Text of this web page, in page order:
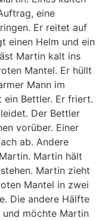
eine
Er reitet auf
einen Helm und ein
Martin kalt ins
Mantel. Er hüllt
Mann im
ein Bettler. Er friert.
Der Bettler
vorüber. Einer
ab. Andere
Martin hält
Martin zieht
Mantel in zwei
Die andere Hälfte
möchte Martin